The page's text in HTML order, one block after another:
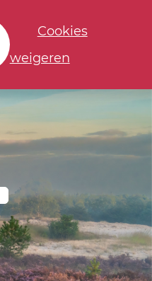
Cookies
weigeren